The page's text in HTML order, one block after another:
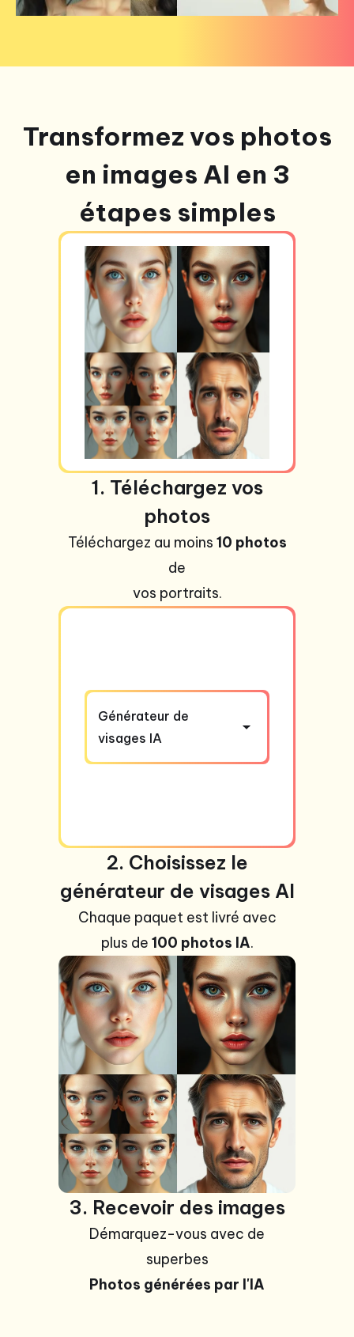
Transformez vos photos
en images AI en 3
étapes simples
1. Téléchargez vos
photos
Téléchargez au moins 10 photos
de
vos portraits.
Générateur de
visages IA
2. Choisissez le
générateur de visages AI
Chaque paquet est livré avec
plus de 100 photos IA.
+99
photos
3. Recevoir des images
Démarquez-vous avec de
superbes
Photos générées par l'IA